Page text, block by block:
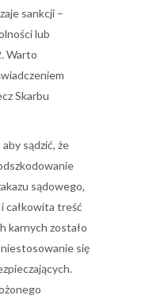
sankcji –
lub
Warto
Skarbu
sądzić, że
sądowego,
całkowita treść
karnych zostało
się